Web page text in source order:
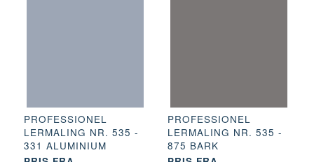
PROFESSIONEL
LERMALING NR. 535 -
331 ALUMINIUM
PROFESSIONEL
LERMALING NR. 535 -
875 BARK